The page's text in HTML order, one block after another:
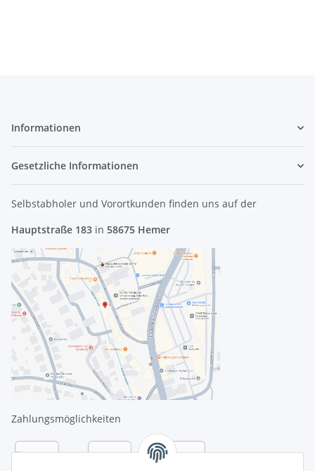
Informationen
Gesetzliche Informationen
Selbstabholer und Vorortkunden finden uns auf der
Hauptstraße 183 in 58675 Hemer
Zahlungsmöglichkeiten